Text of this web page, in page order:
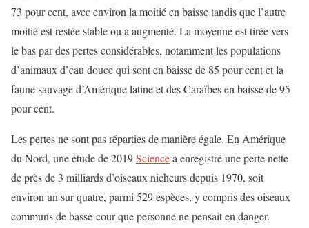
73 pour cent, avec environ la moitié en baisse tandis que l’autre
moitié est restée stable ou a augmenté. La moyenne est tirée vers
le bas par des pertes considérables, notamment les populations
d’animaux d’eau douce qui sont en baisse de 85 pour cent et la
faune sauvage d’Amérique latine et des Caraïbes en baisse de 95
pour cent.
Les pertes ne sont pas réparties de manière égale. En Amérique
du Nord, une étude de 2019Sciencea enregistré une perte nette
de près de 3 milliards d’oiseaux nicheurs depuis 1970, soit
environ un sur quatre, parmi 529 espèces, y compris des oiseaux
communs de basse-cour que personne ne pensait en danger.